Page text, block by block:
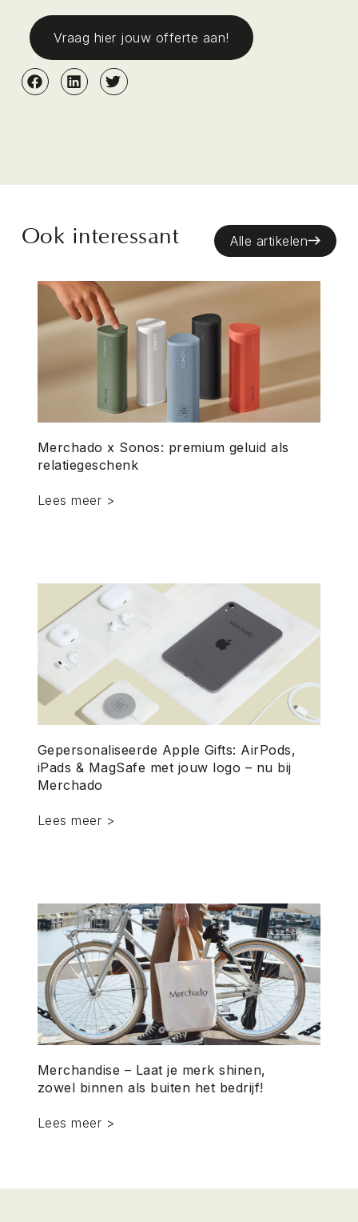
Vraag hier jouw offerte aan!
Ook interessant Alle artikelen
Merchado x Sonos: premium geluid als
relatiegeschenk
Lees meer >
Gepersonaliseerde Apple Gifts: AirPods,
iPads & MagSafe met jouw logo – nu bij
Merchado
Lees meer >
Merchandise – Laat je merk shinen,
zowel binnen als buiten het bedrijf!
Lees meer >